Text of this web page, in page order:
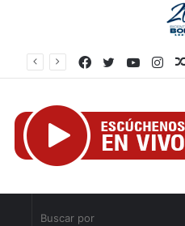
Twitter
Facebook